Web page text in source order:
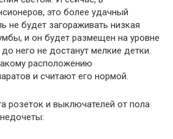
это более удачный
не будет загораживать низкая
и он будет размещен на уровне
до него не достанут мелкие детки.
расположению
и считают его нормой.
розеток и выключателей от пола